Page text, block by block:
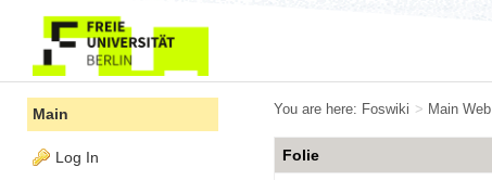
You are here: Foswiki > Main Web
Folie
Main
Log In